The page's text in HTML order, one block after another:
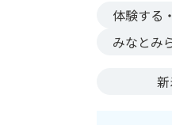
体験する
みなとみ